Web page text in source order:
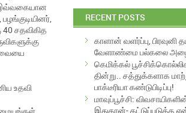
இவ்வகையான
40 சதவிகித
உதவி
i
A
RECENT POSTS
காளான் வளர்ப்பு, பிரவுனி
வேளாண்மை பல்கலை
கெமிக்கல்
தின்று.. சத்துக்களாக
பாக்டீரியா கண்டுபிடிப்பு!
மாவுப்பூச்சி:
இதுதான்- கட்டுப்படுத்த